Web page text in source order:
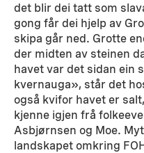
det blir dei tatt som
gong får dei hjelp av
skipa går ned. Grotte
der midten av steinen
havet var det sidan ein
kvernauga», står det
også kvifor havet er
kjenne igjen frå
Asbjørnsen og Moe.
landskapet omkring